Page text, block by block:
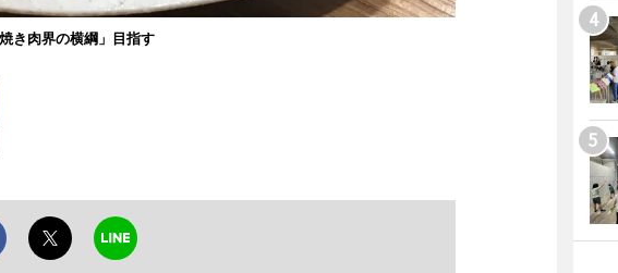
き肉界の横綱」目指す